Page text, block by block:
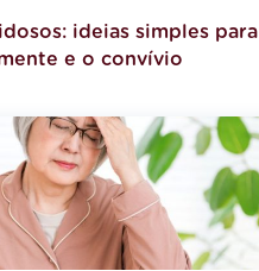
ideias simples para
e o convívio